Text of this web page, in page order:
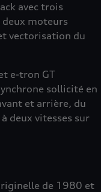
avec trois
moteurs
vectorisation du
e-tron GT
sollicité en
et arrière, du
deux vitesses sur
de 1980 et